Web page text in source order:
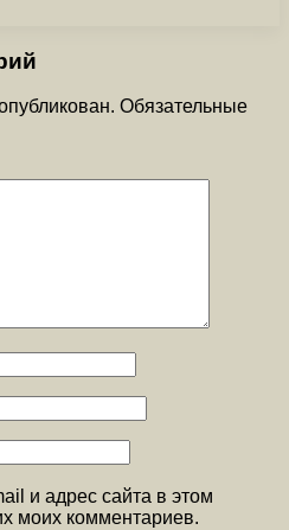
Обязательные
и адрес сайта в этом
моих комментариев.